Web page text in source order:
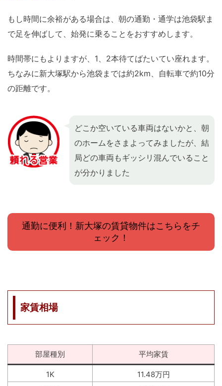
もし時間に余裕がある場合は、朝の通勤・通学は池袋駅ま
で足を伸ばして、始発に乗ることをおすすめします。
時間帯にもよりますが、1、2本待てばたいてい座れます。
ちなみに新大塚駅から池袋までは約2km、自転車で約10分
の距離です。
どこか空いている車両はないかと、朝
のホームをさまよってみましたが、結
局どの車両もギッシリ混んでいること
が分かりました
通勤に便利！新大塚の賃貸物件はこちらをチ
ェック！
家賃相場
部屋種別 平均家賃
1K
11.48万円